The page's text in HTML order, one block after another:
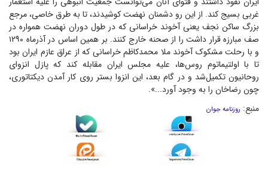
غربی بسیج کند. از این رو دشمنان نهضت کوشیدند، تا به طرق خاصی، مرجع
بزرگ ساکن نجف یعنی آخوند خراسانی که در طول دوران نهضت همواره در
صف مبارزه قرار داشت را از صحنه خارج کنند. بر همین اساس در آذرماه ۱۲۹۰
و با رحلت مشکوک آخوند ملا محمدکاظم خراسانی که از عراق عازم ایران بود
تا با اولتیماتوم روس‌ها، علیه مجلس ایران مقابله کند که پازل انزوای
روحانیون تکمیل‌شد و در گام بعد، این انزوا بستر روی کار آمدن دیکتاتوری،
چون رضاخان را به وجود آورد...».
منبع: روزنامه جوان